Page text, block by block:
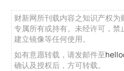
财新网所刊载内容之知识产权为
专属所有或持有。未经许可，禁
建立镜像等任何使用。
如有意愿转载，请发邮件至
确认及授权后，方可转载。